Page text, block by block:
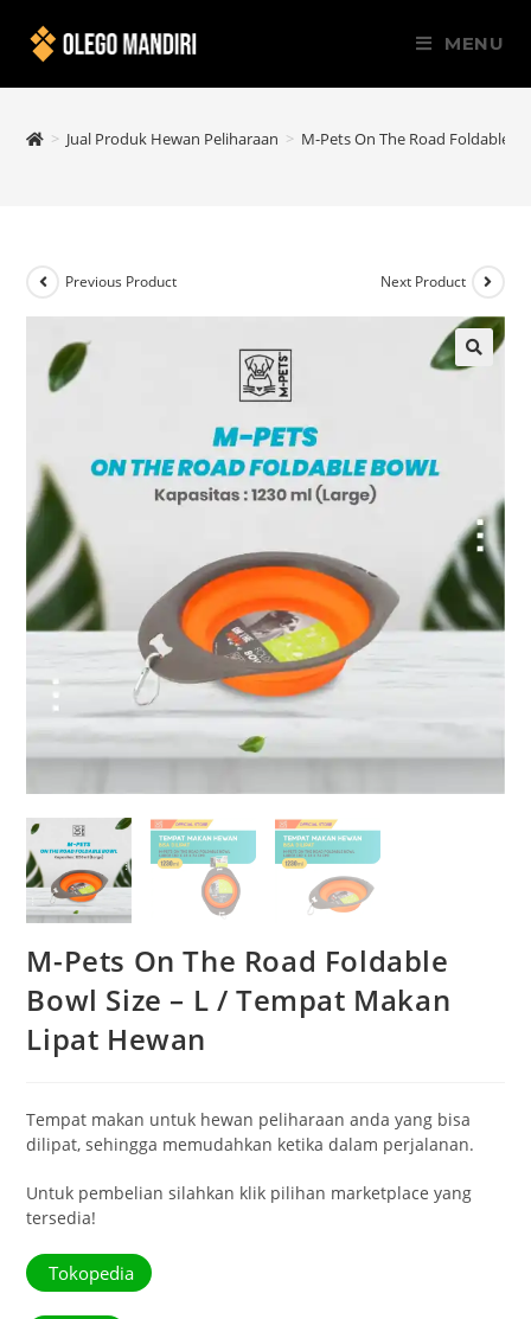
MENU
> Jual Produk Hewan Peliharaan > M-Pets On The Road Foldable
Previous Product Next Product
🔍
M-Pets On The Road Foldable
Bowl Size – L / Tempat Makan
Lipat Hewan
Tempat makan untuk hewan peliharaan anda yang bisa
dilipat, sehingga memudahkan ketika dalam perjalanan.
Untuk pembelian silahkan klik pilihan marketplace yang
tersedia!
Tokopedia